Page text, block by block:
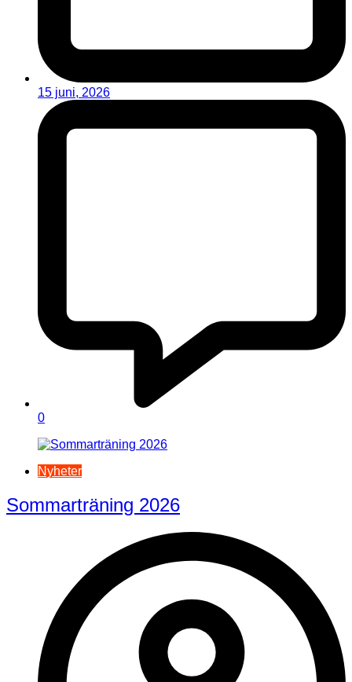
15 juni, 2026
0
Nyheter
Sommarträning 2026